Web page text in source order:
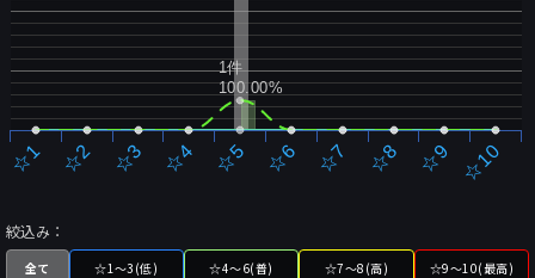
☆1 ☆2 ☆3 ☆4 ☆5 ☆6 ☆7 ☆8 ☆9 ☆10
1件
100.00%
絞込み：
全て ☆1～3(低) ☆4～6(普) ☆7～8(高) ☆9～10(最高)